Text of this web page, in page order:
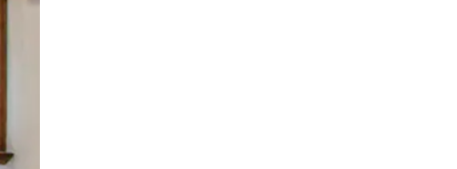
y deslizando la pantalla.